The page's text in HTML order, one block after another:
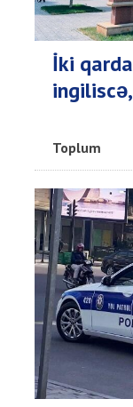
İki
Toplum